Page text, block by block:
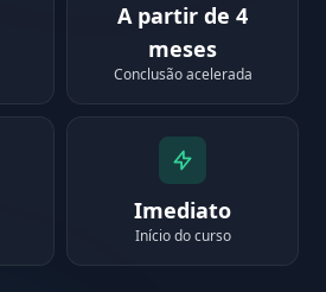
A partir de 4
meses
Conclusão acelerada
Imediato
Início do curso